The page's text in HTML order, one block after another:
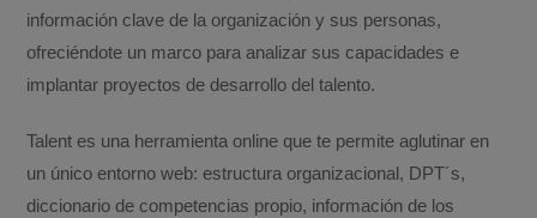
información clave de la organización y sus personas,
ofreciéndote un marco para analizar sus capacidades e
implantar proyectos de desarrollo del talento.
Talent es una herramienta online que te permite aglutinar en
un único entorno web: estructura organizacional, DPT´s,
diccionario de competencias propio, información de los